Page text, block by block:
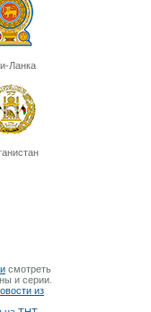
Ланка
смотреть
и серии.
из